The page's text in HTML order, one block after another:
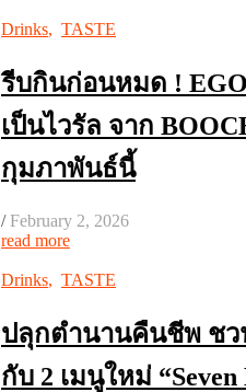
Drinks, TASTE
รีบกินก่อนหมด !
เป็นไวรัล จาก
กุมภาพันธ์นี้
/ February 2, 2026
read more
Drinks, TASTE
ปลุกตำนานคืนชีพ ช
กับ 2 เมนูใหม่